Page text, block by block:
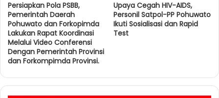
Persiapkan Pola PSBB,
Pemerintah Daerah
Pohuwato dan Forkopimda
Lakukan Rapat Koordinasi
Melalui Video Conferensi
Dengan Pemerintah Provinsi
dan Forkompimda Provinsi.
Upaya Cegah HIV-AIDS,
Personil Satpol-PP Pohuwato
Ikuti Sosialisasi dan Rapid
Test